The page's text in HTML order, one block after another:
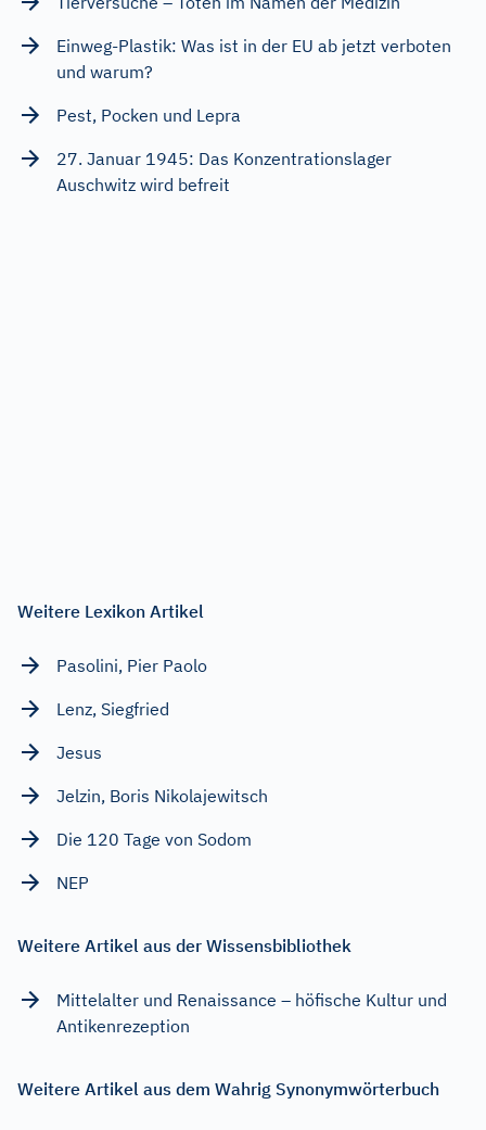
Einweg-Plastik: Was ist in der EU ab jetzt verboten
und warum?
Pest, Pocken und Lepra
27. Januar 1945: Das Konzentrationslager
Auschwitz wird befreit
Weitere Lexikon Artikel
Pasolini, Pier Paolo
Lenz, Siegfried
Jesus
Jelzin, Boris Nikolajewitsch
Die 120 Tage von Sodom
NEP
Weitere Artikel aus der Wissensbibliothek
Mittelalter und Renaissance – höfische Kultur und
Antikenrezeption
Weitere Artikel aus dem Wahrig Synonymwörterbuch